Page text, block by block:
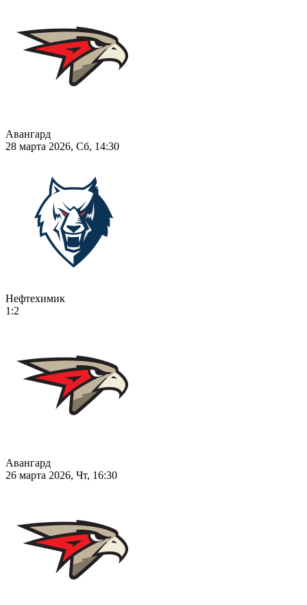
Авангард
28 марта 2026, Сб, 14:30
Нефтехимик
1:2
Авангард
26 марта 2026, Чт, 16:30